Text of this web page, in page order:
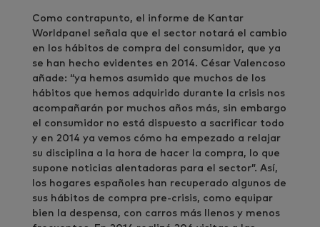
Como contrapunto, el informe de Kantar
Worldpanel señala que el sector notará el cambio
en los hábitos de compra del consumidor, que ya
se han hecho evidentes en 2014. César Valencoso
añade: “ya hemos asumido que muchos de los
hábitos que hemos adquirido durante la crisis nos
acompañarán por muchos años más, sin embargo
el consumidor no está dispuesto a sacrificar todo
y en 2014 ya vemos cómo ha empezado a relajar
su disciplina a la hora de hacer la compra, lo que
supone noticias alentadoras para el sector”. Así,
los hogares españoles han recuperado algunos de
sus hábitos de compra pre-crisis, como equipar
bien la despensa, con carros más llenos y menos